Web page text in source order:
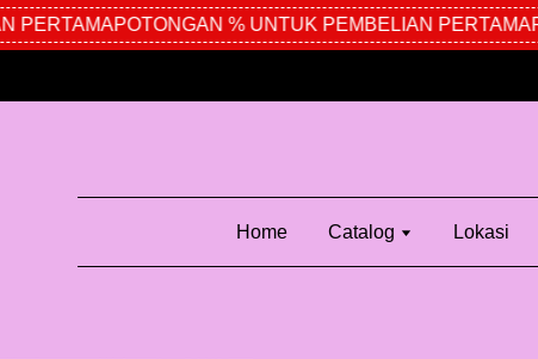
POTONGAN % UNTUK PEMBELIAN PERTAMA
Home Catalog Lokasi